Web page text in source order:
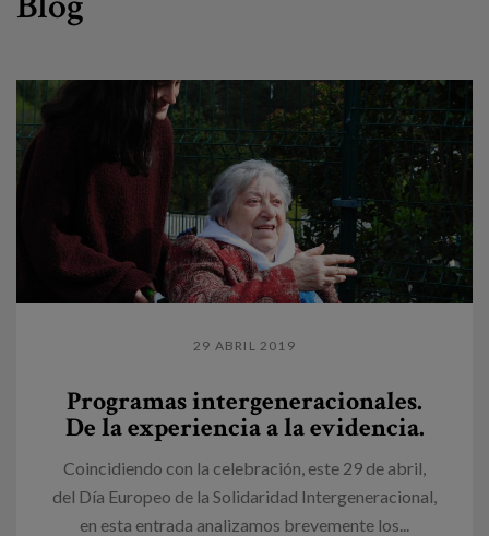
29 ABRIL 2019
Programas intergeneracionales.
De la experiencia a la evidencia.
Coincidiendo con la celebración, este 29 de abril,
del Día Europeo de la Solidaridad Intergeneracional,
en esta entrada analizamos brevemente los...